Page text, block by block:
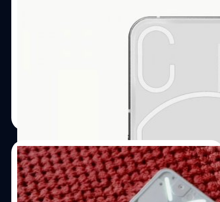
หลุดสเปก Nothing Phone (2): ชิป
Snapdragon 8+ Gen 1, ดีไซน์โปร่งแสงสุดล้ำ
Phone (2) ให้ทราบกัน โดยจะมาพร้อมชิปเซต Snapdragon
31/01/2023
Nothing Phone (2) จะเปิดตัวในอเมริกาปลาย
ปีนี้ พร้อมความพรีเมียมกว่าเดิม